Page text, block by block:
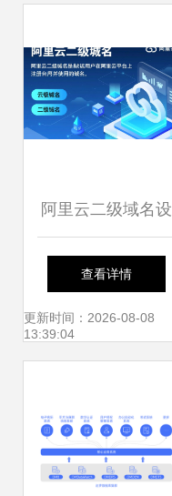
阿里云二级域名设
置路径与数据库服
务指南
查看详情
更新时间：2026-08-08
13:39:04